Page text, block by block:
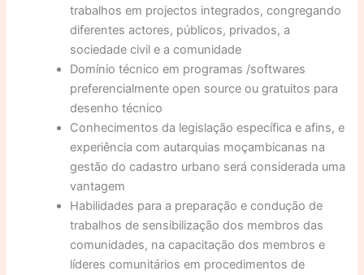
trabalhos em projectos integrados, congregando
diferentes actores, públicos, privados, a
sociedade civil e a comunidade
Domínio técnico em programas /softwares
preferencialmente open source ou gratuitos para
desenho técnico
Conhecimentos da legislação específica e afins, e
experiência com autarquias moçambicanas na
gestão do cadastro urbano será considerada uma
vantagem
Habilidades para a preparação e condução de
trabalhos de sensibilização dos membros das
comunidades, na capacitação dos membros e
líderes comunitários em procedimentos de